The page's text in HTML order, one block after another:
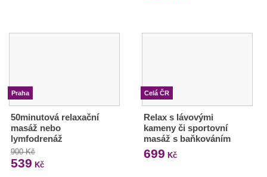
Praha
50minutová relaxační
masáž nebo
lymfodrenáž
900 Kč
539 Kč
Celá ČR
Relax s lávovými
kameny či sportovní
masáž s baňkováním
699 Kč